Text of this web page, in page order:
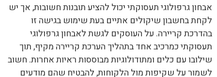
אבחון גרפולוגי תעסוקתי יכול להציע תובנות חשובות, אך יש
לקחת בחשבון שיקולים אתיים בעת שימוש בגישה זו
בהדרכת קריירה. על העוסקים לגשת לאבחון גרפולוגי
תעסוקתי כמרכיב אחד בתהליך הערכת קריירה מקיף, תוך
שילובו עם כלים ומתודולוגיות מבוססות ראיות אחרות. חשוב
לשמור על שקיפות מול הלקוחות, להבטיח שהם מודעים